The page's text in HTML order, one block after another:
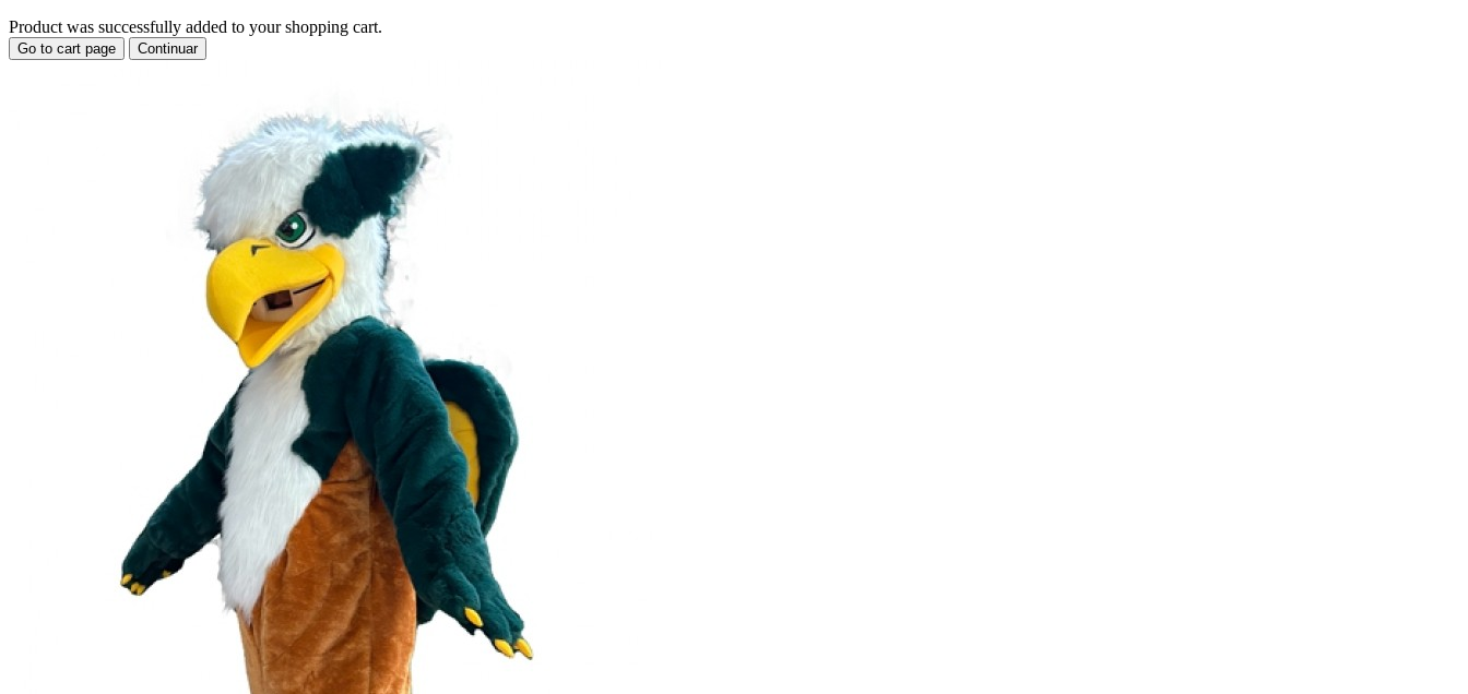
Product was successfully added to your shopping cart.
Go to cart page Continuar